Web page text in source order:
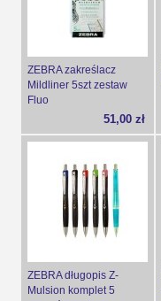
ZEBRA zakreślacz
Mildliner 5szt zestaw
Fluo
51,00 zł
ZEBRA długopis Z-
Mulsion komplet 5